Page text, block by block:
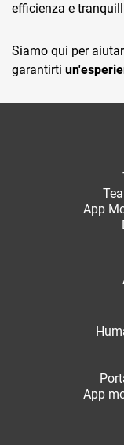
efficienza e
Siamo qui per
garantirti
App
App